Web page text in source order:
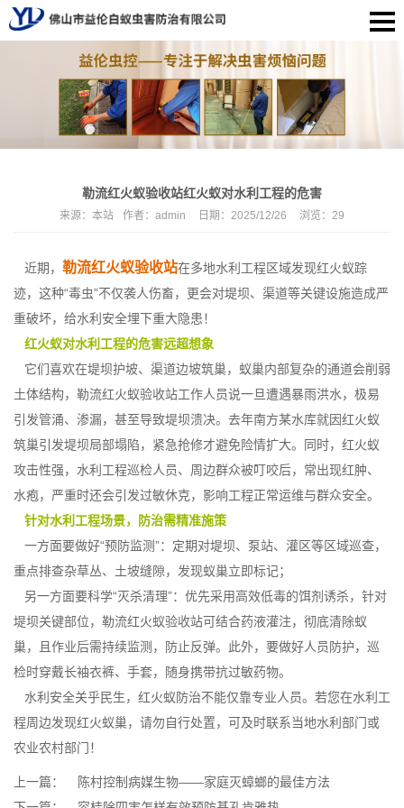
勒流红火蚁验收站红火蚁对水利工程的危害
来源： 本站 作者： admin 日期： 2025/12/26 浏览： 29
近期， 勒流红火蚁验收站在多地水利工程区域发现红火蚁踪
迹，这种“毒虫”不仅袭人伤畜，更会对堤坝、渠道等关键设施造成严
重破坏，给水利安全埋下重大隐患！
红火蚁对水利工程的危害远超想象
它们喜欢在堤坝护坡、渠道边坡筑巢，蚁巢内部复杂的通道会削弱
土体结构，勒流红火蚁验收站工作人员说一旦遭遇暴雨洪水，极易
引发管涌、渗漏，甚至导致堤坝溃决。去年南方某水库就因红火蚁
筑巢引发堤坝局部塌陷，紧急抢修才避免险情扩大。同时，红火蚁
攻击性强，水利工程巡检人员、周边群众被叮咬后，常出现红肿、
水疱，严重时还会引发过敏休克，影响工程正常运维与群众安全。
针对水利工程场景，防治需精准施策
一方面要做好“预防监测”：定期对堤坝、泵站、灌区等区域巡查，
重点排查杂草丛、土坡缝隙，发现蚁巢立即标记；
另一方面要科学“灭杀清理”：优先采用高效低毒的饵剂诱杀，针对
堤坝关键部位，勒流红火蚁验收站可结合药液灌注，彻底清除蚁
巢，且作业后需持续监测，防止反弹。此外，要做好人员防护，巡
检时穿戴长袖衣裤、手套，随身携带抗过敏药物。
水利安全关乎民生，红火蚁防治不能仅靠专业人员。若您在水利工
程周边发现红火蚁巢，请勿自行处置，可及时联系当地水利部门或
农业农村部门！
上一篇：
陈村控制病媒生物——家庭灭蟑螂的最佳方法